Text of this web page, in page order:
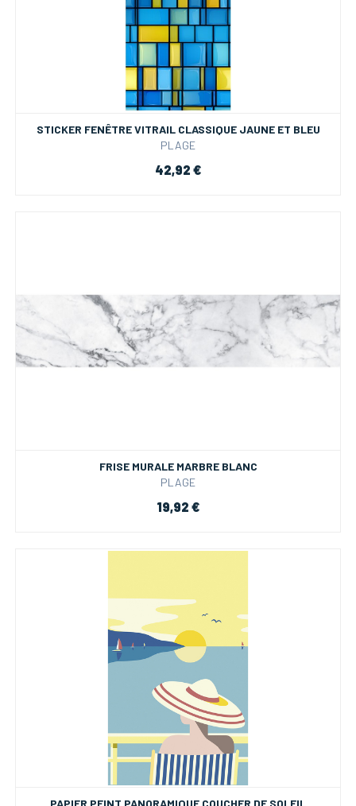
STICKER FENÊTRE VITRAIL CLASSIQUE JAUNE ET BLEU
PLAGE
42,92 €
FRISE MURALE MARBRE BLANC
PLAGE
19,92 €
PAPIER PEINT PANORAMIQUE COUCHER DE SOLEIL